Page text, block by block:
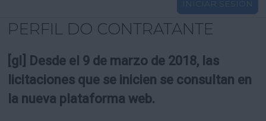
INFORMACIÓN PÚBLICA
UTILIDADES
INICIAR SESIÓN
PERFIL DO CONTRATANTE
[gl] Desde el 9 de marzo de 2018, las
licitaciones que se inicien se consultan en
la nueva plataforma web.